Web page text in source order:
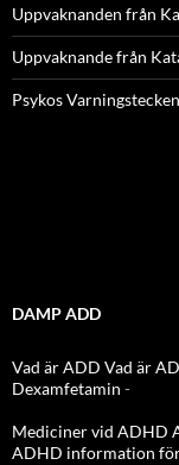
Uppvaknanden från
Uppvaknande från
Psykos Varningstecken
DAMP ADD
Vad är ADD Vad är
Dexamfetamin -
Mediciner vid ADHD
ADHD information